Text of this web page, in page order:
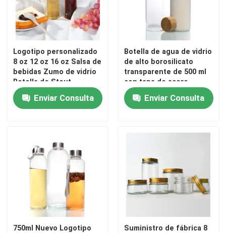
Logotipo personalizado
8 oz 12 oz 16 oz Salsa de
bebidas Zumo de vidrio
Botella de Stout
Enviar Consulta
Botella de agua de vidrio
de alto borosilicato
transparente de 500 ml
con tapa de acero
inoxidable
Enviar Consulta
750ml Nuevo Logotipo
Suministro de fábrica 8